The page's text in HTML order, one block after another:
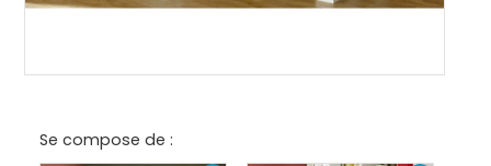
Se compose de :